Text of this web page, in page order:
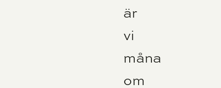
är
vi
måna
om